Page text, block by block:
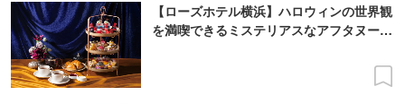
【ローズホテル横浜】ハロウィンの世界観
を満喫できるミステリアスなアフタヌーン